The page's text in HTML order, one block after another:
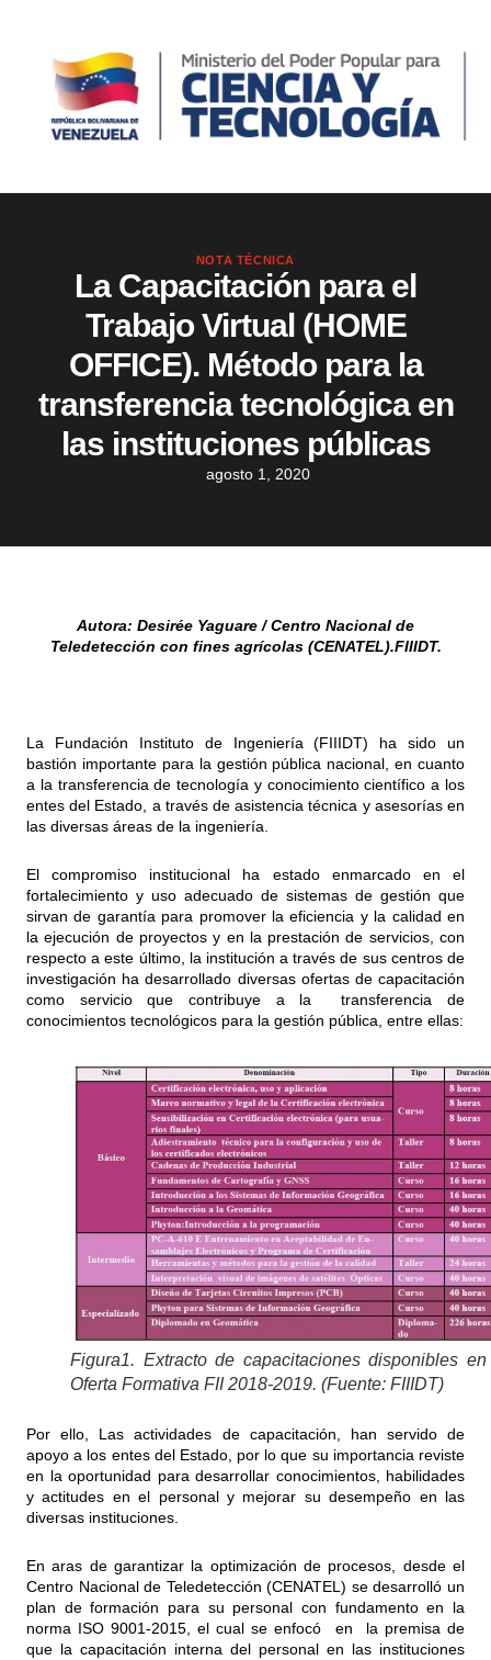
NOTA TÉCNICA
La Capacitación para el
Trabajo Virtual (HOME
OFFICE). Método para la
transferencia tecnológica en
las instituciones públicas
agosto 1, 2020
Autora: Desirée Yaguare / Centro Nacional de
Teledetección con fines agrícolas (CENATEL).FIIIDT.
La Fundación Instituto de Ingeniería (FIIIDT) ha sido un
bastión importante para la gestión pública nacional, en cuanto
a la transferencia de tecnología y conocimiento científico a los
entes del Estado, a través de asistencia técnica y asesorías en
las diversas áreas de la ingeniería.
El compromiso institucional ha estado enmarcado en el
fortalecimiento y uso adecuado de sistemas de gestión que
sirvan de garantía para promover la eficiencia y la calidad en
la ejecución de proyectos y en la prestación de servicios, con
respecto a este último, la institución a través de sus centros de
investigación ha desarrollado diversas ofertas de capacitación
como servicio que contribuye a la transferencia de
conocimientos tecnológicos para la gestión pública, entre ellas:
Figura1. Extracto de capacitaciones disponibles
Oferta Formativa FII 2018-2019. (Fuente: FIIIDT)
Por ello, Las actividades de capacitación, han servido de
apoyo a los entes del Estado, por lo que su importancia reviste
en la oportunidad para desarrollar conocimientos, habilidades
y actitudes en el personal y mejorar su desempeño en las
diversas instituciones.
En aras de garantizar la optimización de procesos, desde el
Centro Nacional de Teledetección (CENATEL) se desarrolló un
plan de formación para su personal con fundamento en la
norma ISO 9001-2015, el cual se enfocó en la premisa de
que la capacitación interna del personal en las instituciones